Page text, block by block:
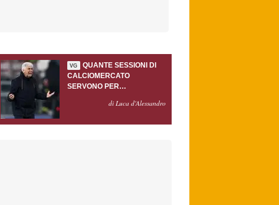
VG
QUANTE SESSIONI DI
CALCIOMERCATO
SERVONO PER
GASPERINI?di Luca d'Alessandro